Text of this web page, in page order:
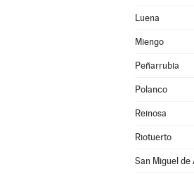
Luena
Miengo
Peñarrubia
Polanco
Reinosa
Riotuerto
San Miguel de